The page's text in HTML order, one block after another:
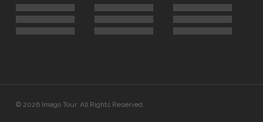
© 2026 Imago Tour. All Rights Reserved.